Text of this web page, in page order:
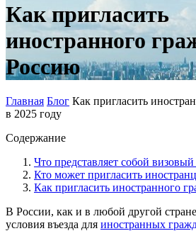
Как пригласить
иностранного
Россию
Главная Блог Как пригласить
в 2025 году
Содержание
Что представляет собой
Кто может пригласить
Как пригласить иностранного
В России, как и в любой другой
условия въезда для иностранных